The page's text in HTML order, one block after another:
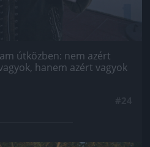
útközben: nem azért
hanem azért vagyok